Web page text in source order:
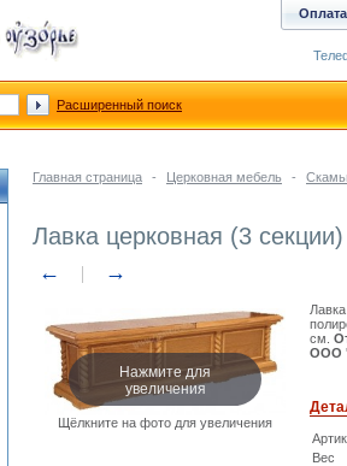
Главная страница - Церковная мебель -
Лавка церковная (3 секции)
← →
Нажмите для
увеличения
Щёлкните на фото для увеличения
см.
ООО
Вес
Оплата
Расширенный поиск